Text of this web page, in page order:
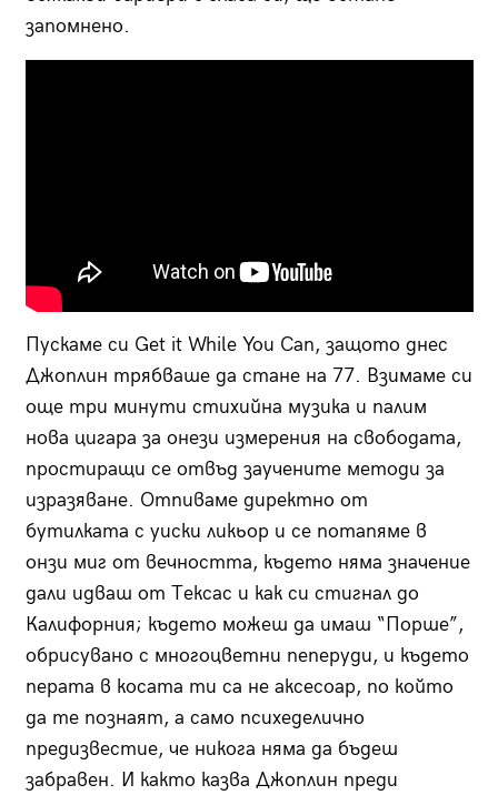
запомнено.
Пускаме си Get it While You Can, защото днес
Джоплин трябваше да стане на 77. Взимаме си
още три минути стихийна музика и палим
нова цигара за онези измерения на свободата,
простиращи се отвъд заучените методи за
изразяване. Отпиваме директно от
бутилката с уиски ликьор и се потапяме в
онзи миг от вечността, където няма значение
дали идваш от Тексас и как си стигнал до
Калифорния; където можеш да имаш “Порше”,
обрисувано с многоцветни пеперуди, и където
перата в косата ти са не аксесоар, по който
да те познаят, а само психеделично
предизвестие, че никога няма да бъдеш
забравен. И както казва Джоплин преди